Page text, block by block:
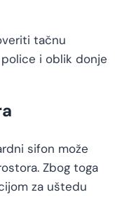
tačnu
i oblik donje
sifon može
Zbog toga
za uštedu